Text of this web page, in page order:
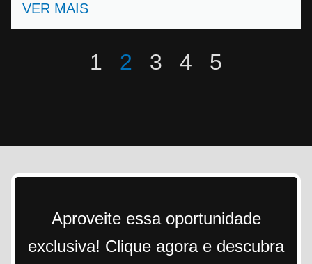
VER MAIS
1 2 3 4 5
Aproveite essa oportunidade
exclusiva! Clique agora e descubra